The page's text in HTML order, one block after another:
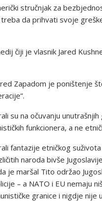
stručnjak za
da prihvati svoje
čiji je vlasnik Jared
Zapadom je poništenje
su na očuvanju
funkcionera, a ne
fantazije etničkog
naroda bivše
je maršal Tito održao
– a NATO i EU nemaju
granice i nigdje nije